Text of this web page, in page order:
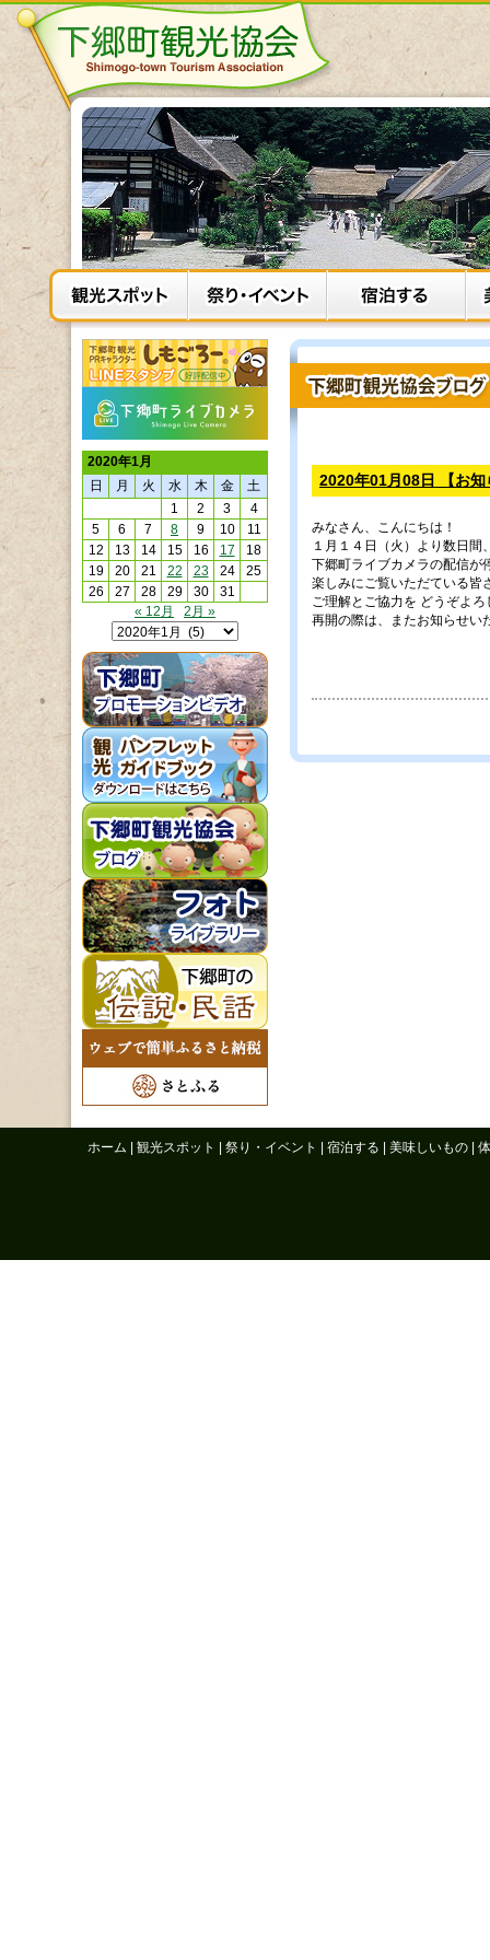
2020年01月08日 【お
みなさん、こんにちは！
１月１４日（火）より数日間
下郷町ライブカメラの配信が
楽しみにご覧いただている皆
ご理解とご協力を どうぞよ
再開の際は、またお知らせい
2020年1月
日
月 火 水 木 金
土
1
2 3
4
5
6 7 8 9 10
11
12
13 14 15 16 17
18
19
20 21 22 23 24
25
26
27 28 29 30
31
« 12月
2月 »
ホーム 観光スポット 祭り・イベント 宿泊する 美味しいもの